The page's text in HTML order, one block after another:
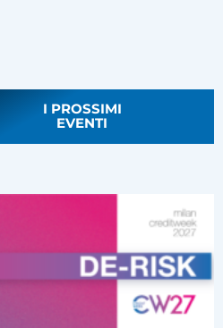
I PROSSIMI
EVENTI